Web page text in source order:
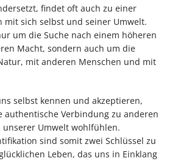
findet oft auch zu einer
sich selbst und seiner Umwelt.
um die Suche nach einem höheren
Macht, sondern auch um die
mit anderen Menschen und mit
selbst kennen und akzeptieren,
authentische Verbindung zu anderen
Umwelt wohlfühlen.
sind somit zwei Schlüssel zu
Leben, das uns in Einklang